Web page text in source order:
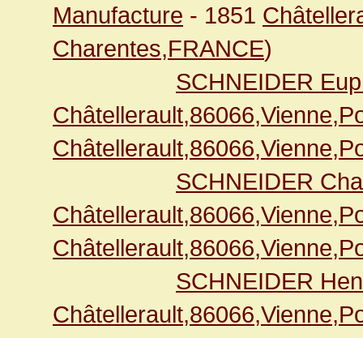
Manufacture - 1851
Charentes,FRANCE)
SCHNEIDER
SCHNEIDER
SCHNEIDER